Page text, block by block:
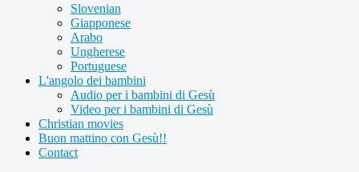
Slovenian
Giapponese
Arabo
Ungherese
Portuguese
L'angolo dei bambini
Audio per i bambini di Gesù
Video per i bambini di Gesù
Christian movies
Buon mattino con Gesù!!
Contact